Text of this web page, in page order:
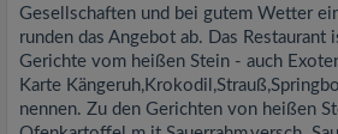
Gesellschaften und bei gutem Wetter
runden das Angebot ab. Das Restaurant
Gerichte vom heißen Stein - auch
Karte
nennen. Zu den Gerichten von heißen